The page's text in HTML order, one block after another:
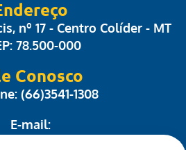
nº 17 - Centro Colíder - MT
78.500-000
Conosco
(66)3541-1308
E-mail: